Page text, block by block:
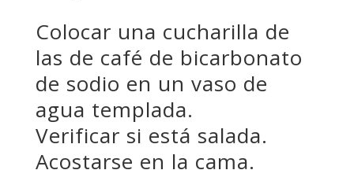
Colocar una cucharilla de
las de café de bicarbonato
de sodio en un vaso de
agua templada.
Verificar si está salada.
Acostarse en la cama.